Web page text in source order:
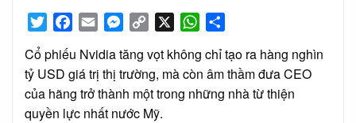
TwitterFacebook
Email Messenger
Copy
WhatsApp
Cổ phiếu Nvidia tăng vọt không chỉ tạo ra hàng nghìn
tỷ USD giá trị thị trường, mà còn âm thầm đưa CEO
của hãng trở thành một trong những nhà từ thiện
quyền lực nhất nước Mỹ.